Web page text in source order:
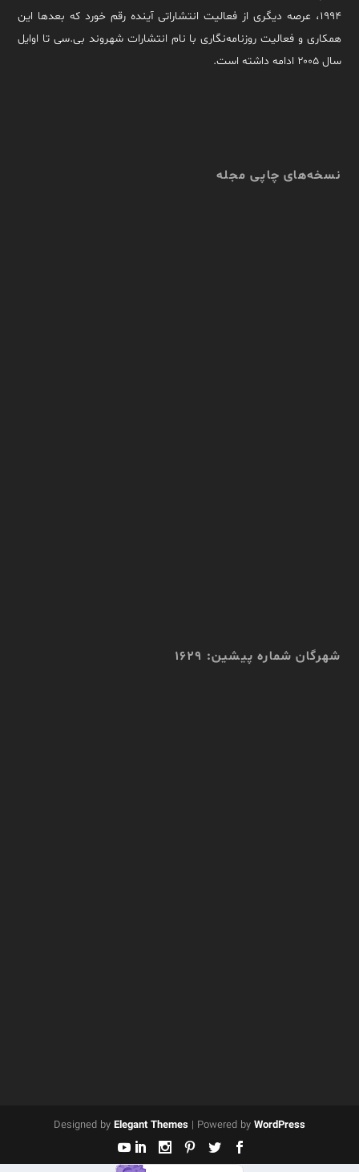
۱۹۹۴، عرصه دیگری از فعالیت انتشاراتی آینده رقم خورد که بعدها این
همکاری و فعالیت روزنامه‌نگاری با نام انتشارات شهروند بی.سی تا اوایل
سال ۲۰۰۵ ادامه داشته است.
نسخه‌های چاپی مجله
شهرگان شماره پیشین: 1629
Designed by Elegant Themes | Powered by WordPress